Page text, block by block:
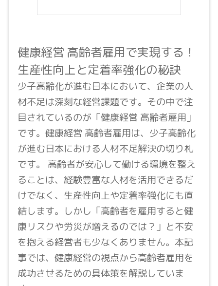
健康経営 高齢者雇用で実現する！
生産性向上と定着率強化の秘訣
少子高齢化が進む日本において、企業の人
材不足は深刻な経営課題です。その中で注
目されているのが「健康経営 高齢者雇用」
です。健康経営 高齢者雇用は、少子高齢化
が進む日本における人材不足解決の切り札
です。 高齢者が安心して働ける環境を整え
ることは、経験豊富な人材を活用できるだ
けでなく、生産性向上や定着率強化にも直
結します。しかし「高齢者を雇用すると健
康リスクや労災が増えるのでは？」と不安
を抱える経営者も少なくありません。本記
事では、健康経営の視点から高齢者雇用を
成功させるための具体策を解説していま